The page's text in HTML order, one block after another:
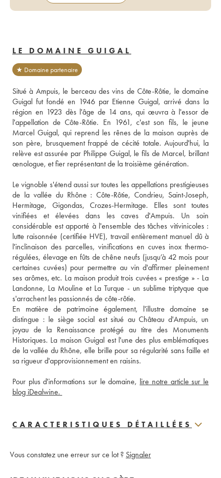
LE DOMAINE GUIGAL
★ Domaine partenaire
Situé à Ampuis, le berceau des vins de Côte-Rôtie, le domaine
Guigal fut fondé en 1946 par Etienne Guigal, arrivé dans la
région en 1923 dès l'âge de 14 ans, qui œuvra à l'essor de
l'appellation de Côte-Rôtie. En 1961, c'est son fils, le jeune
Marcel Guigal, qui reprend les rênes de la maison auprès de
son père, brusquement frappé de cécité totale. Aujourd'hui, la
relève est assurée par Philippe Guigal, le fils de Marcel, brillant
œnologue, et fier représentant de la troisième génération.
Le vignoble s'étend aussi sur toutes les appellations prestigieuses
de la vallée du Rhône : Côte-Rôtie, Condrieu, Saint-Joseph,
Hermitage, Gigondas, Crozes-Hermitage. Elles sont toutes
vinifiées et élevées dans les caves d'Ampuis. Un soin
considérable est apporté à l'ensemble des tâches vitivinicoles :
lutte raisonnée (certifiée HVE), travail entièrement manuel dû à
l'inclinaison des parcelles, vinifications en cuves inox thermo-
régulées, élevage en fûts de chêne neufs (jusqu’à 42 mois pour
certaines cuvées) pour permettre au vin d'affirmer pleinement
ses arômes, etc. La maison produit trois cuvées « prestige » - La
Landonne, La Mouline et La Turque - un sublime triptyque que
s'arrachent les passionnés de côte-rôtie.
En matière de patrimoine également, l'illustre domaine se
distingue : le siège social est situé au Château d'Ampuis, un
joyau de la Renaissance protégé au titre des Monuments
Historiques. La maison Guigal est l'une des plus emblématiques
de la vallée du Rhône, elle brille pour sa régularité sans faille et
sa rigueur d'approvisionnement en raisins.
Pour plus d'informations sur le domaine, lire notre article sur le
blog iDealwine.
CARACTERISTIQUES DÉTAILLÉES
Vous constatez une erreur sur ce lot ? Signaler